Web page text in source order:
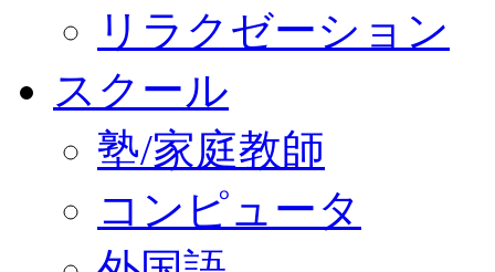
リラクゼーション
スクール
塾/家庭教師
コンピュータ